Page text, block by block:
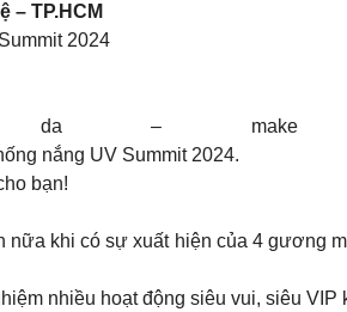
– TP.HCM
2024
da –
nắng UV Summit 2024.
bạn!
nữa khi có sự xuất hiện của 4 gương
nhiều hoạt động siêu vui, siêu VIP